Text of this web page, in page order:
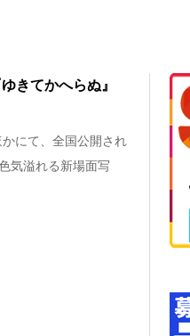
きてかへらぬ』
にて、全国公開され
気溢れる新場面写